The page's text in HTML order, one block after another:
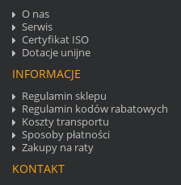
49
55
56
61
68
73
74 75
79
80
85
86
91
O nas
Serwis
Certyfikat ISO
Dotacje unijne
INFORMACJE
Regulamin sklepu
Regulamin kodów rabatowych
Koszty transportu
Sposoby płatności
Zakupy na raty
KONTAKT